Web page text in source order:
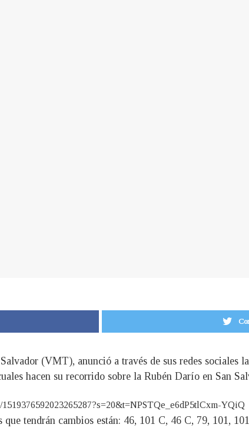
(VMT), anunció a través de sus redes sociales
hacen su recorrido sobre la Rubén Darío en San
YQiQ
que tendrán cambios están: 46, 101 C, 46 C, 79, 101,